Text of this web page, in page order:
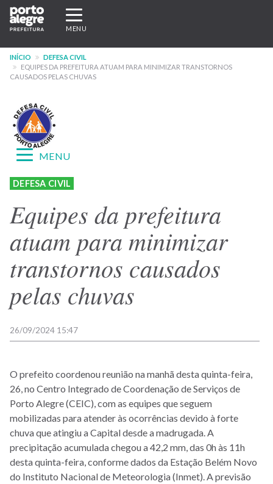
Pular
para
conteúdo
principal
Expandir/recolher
navegação
MENU
INÍCIO
DEFESA CIVIL
EQUIPES DA PREFEITURA ATUAM PARA MINIMIZAR TRANSTORNOS
CAUSADOS PELAS CHUVAS
Menu
-
site
Defesa
Civil
Expandir/recolher
MENU
DEFESA CIVIL
Equipes da prefeitura
atuam para minimizar
transtornos causados
pelas chuvas
26/09/2024 15:47
O prefeito coordenou reunião na manhã desta quinta-feira,
26, no Centro Integrado de Coordenação de Serviços de
Porto Alegre (CEIC), com as equipes que seguem
mobilizadas para atender às ocorrências devido à forte
chuva que atingiu a Capital desde a madrugada. A
precipitação acumulada chegou a 42,2 mm, das 0h às 11h
desta quinta-feira, conforme dados da Estação Belém Novo
do Instituto Nacional de Meteorologia (Inmet). A previsão